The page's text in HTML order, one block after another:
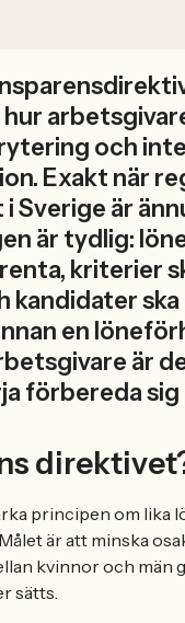
och
Exakt när
Sverige är
är tydlig:
kriterier
kandidater
en
är
förbereda sig
principen om lika
är att minska
kvinnor och män
sätts.